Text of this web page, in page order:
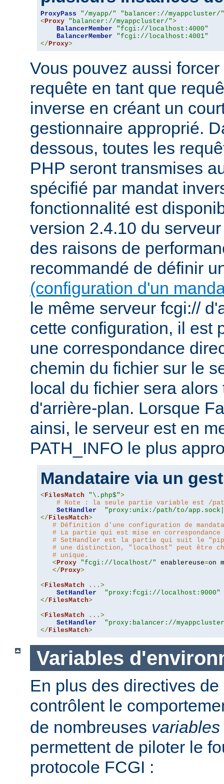
ProxyPass "/myapp/"
"balancer://myappcluster/"
< Proxy "balancer://myappcluster/">
BalancerMember
"fcgi://localhost:4000"
BalancerMember
"fcgi://localhost:4001"
</ Proxy>
Vous pouvez aussi
requête en tant que
inverse en créant un
gestionnaire approprié.
dessous, toutes les
PHP seront transmises
spécifié par mandat
fonctionnalité est
version 2.4.10 du
des raisons de
recommandé de définir
(configuration d'un
le même serveur fcgi://
cette configuration, il est
une correspondance
chemin du fichier sur le
local du fichier sera
d'arrière-plan. Lorsque
ainsi, le serveur est en
PATH_INFO le plus
Mandataire via un
< FilesMatch "\.php$">
# Note : la seule partie variable est /
SetHandler
"proxy:unix:/path/to/
</ FilesMatch>
# Définition d'une configuration de
# La partie qui est mise en
# SetHandler est la partie qui suit le
# une distinction, "localhost" peut être
# unique.
< Proxy "fcgi://localhost/" enablereuse=on
</ Proxy>
< FilesMatch
...>
SetHandler
"proxy:fcgi://localhost:9000"
</ FilesMatch>
< FilesMatch
...>
SetHandler
"proxy:balancer://
</ FilesMatch>
Variables
En plus des directives
contrôlent le
de nombreuses
permettent de piloter le
protocole FCGI :